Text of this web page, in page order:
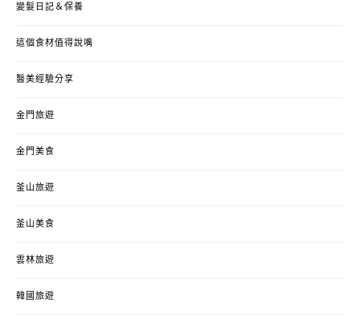
變髮日記＆保養
這個食材值得說嘴
醫美經驗分享
金門旅遊
金門美食
釜山旅遊
釜山美食
雲林旅遊
韓國旅遊